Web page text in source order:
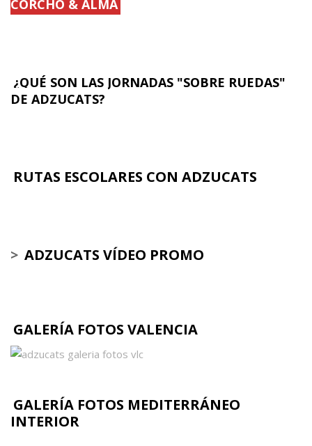
CORCHO & ALMA
¿QUÉ SON LAS JORNADAS "SOBRE RUEDAS"
DE ADZUCATS?
RUTAS ESCOLARES CON ADZUCATS
> ADZUCATS VÍDEO PROMO
GALERÍA FOTOS VALENCIA
GALERÍA FOTOS MEDITERRÁNEO
INTERIOR